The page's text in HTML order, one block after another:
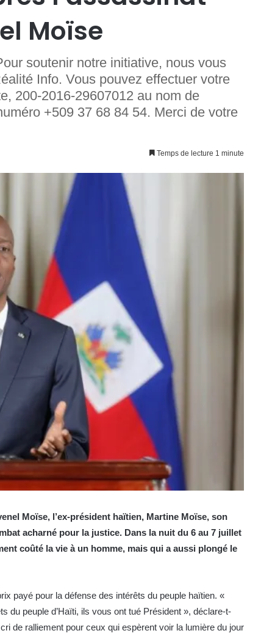
Moïse
soutenir notre initiative, nous vous
Info. Vous pouvez effectuer votre
200-2016-29607012 au nom de
+509 37 68 84 54. Merci de votre
Temps de lecture 1 minute
Moïse, l’ex-président haïtien, Martine Moïse, son
acharné pour la justice. Dans la nuit du 6 au 7 juillet
coûté la vie à un homme, mais qui a aussi plongé le
payé pour la défense des intérêts du peuple haïtien. «
du peuple d’Haïti, ils vous ont tué Président », déclare-t-
de ralliement pour ceux qui espèrent voir la lumière du jour